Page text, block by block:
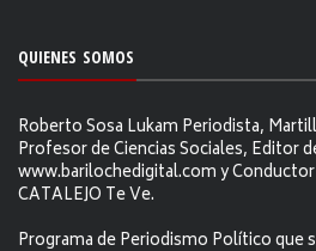
QUIENES SOMOS
Roberto Sosa Lukam Periodista,
Profesor de Ciencias Sociales, Editor
www.barilochedigital.com y
CATALEJO Te Ve.
Programa de Periodismo Político que